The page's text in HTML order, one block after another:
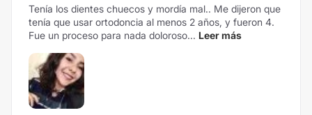
Tenía los dientes chuecos y mordía mal.. Me dijeron que
tenía que usar ortodoncia al menos 2 años, y fueron 4.
Fue un proceso para nada doloroso... Leer más